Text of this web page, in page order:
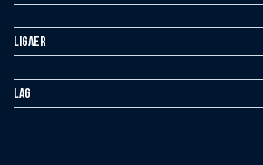
Ligaer
Lag